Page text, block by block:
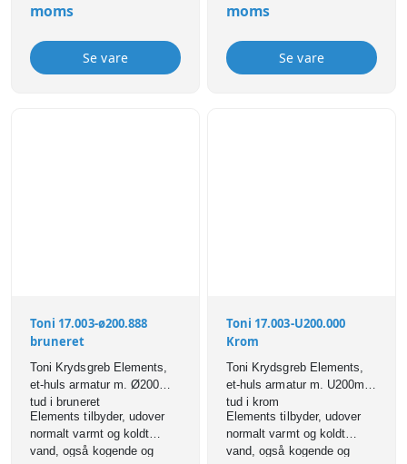
moms
Se vare
moms
Se vare
Toni 17.003-ø200.888
bruneret
Toni Krydsgreb Elements,
et-huls armatur m. Ø200mm
tud i bruneret
Elements tilbyder, udover
normalt varmt og koldt
vand, også kogende og
Toni 17.003-U200.000
Krom
Toni Krydsgreb Elements,
et-huls armatur m. U200mm
tud i krom
Elements tilbyder, udover
normalt varmt og koldt
vand, også kogende og